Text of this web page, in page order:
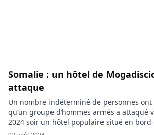
Somalie : un hôtel de
attaque
Un nombre indéterminé de personnes
qu’un groupe d’hommes armés a attaqué
2024 soir un hôtel populaire situé en bord
Mogadiscio, la capitale de la Somalie, selon